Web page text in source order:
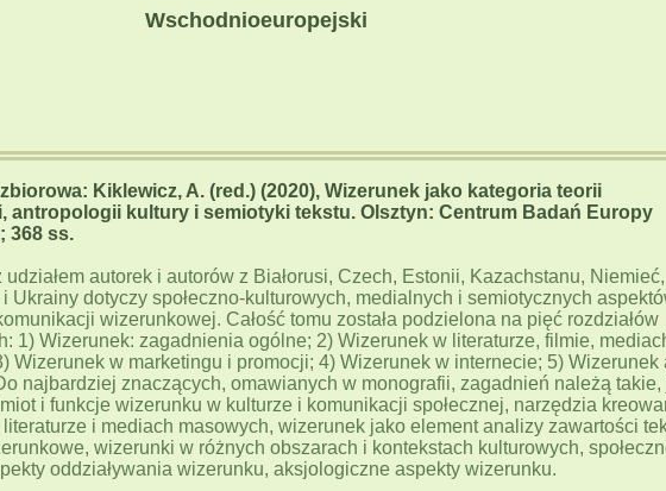
Wschodnioeuropejski
Kiklewicz, A. (red.) (2020), Wizerunek jako kategoria teorii
antropologii kultury i semiotyki tekstu. Olsztyn: Centrum Badań Europy
368 ss.
udziałem autorek i autorów z Białorusi, Czech, Estonii, Kazachstanu, Niemieć,
Ukrainy dotyczy społeczno-kulturowych, medialnych i semiotycznych
wizerunkowej. Całość tomu została podzielona na pięć rozdziałów
1) Wizerunek: zagadnienia ogólne; 2) Wizerunek w literaturze, filmie,
Wizerunek w marketingu i promocji; 4) Wizerunek w internecie; 5) Wizerunek
najbardziej znaczących, omawianych w monografii, zagadnień należą takie,
i funkcje wizerunku w kulturze i komunikacji społecznej, narzędzia
i mediach masowych, wizerunek jako element analizy zawartości
wizerunki w różnych obszarach i kontekstach kulturowych,
oddziaływania wizerunku, aksjologiczne aspekty wizerunku.